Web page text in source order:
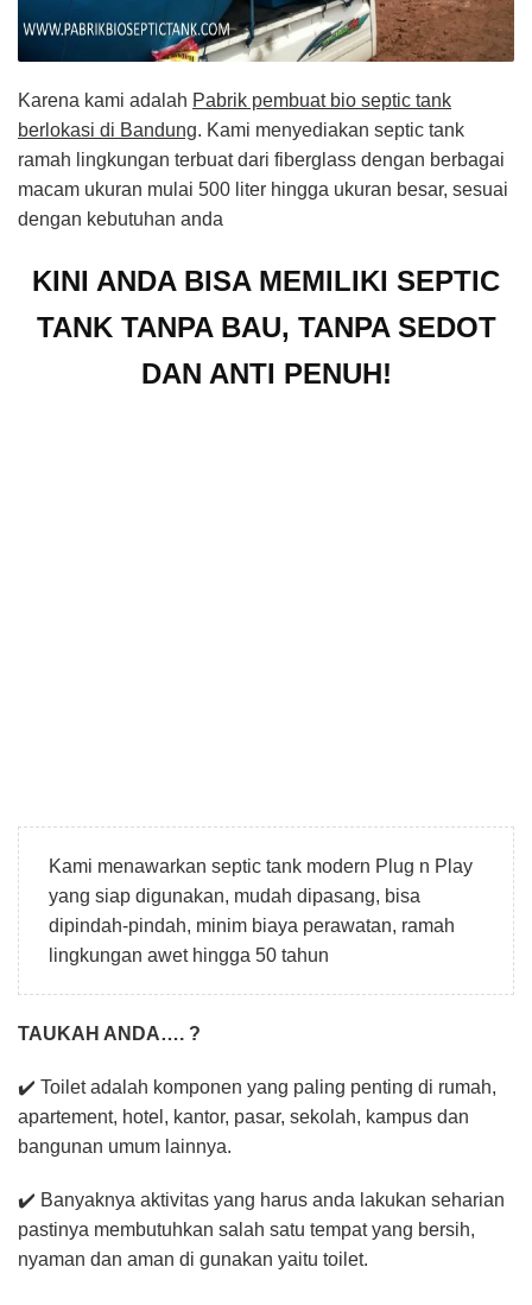
Karena kami adalah Pabrik pembuat bio septic tank
berlokasi di Bandung. Kami menyediakan septic tank
ramah lingkungan terbuat dari fiberglass dengan berbagai
macam ukuran mulai 500 liter hingga ukuran besar, sesuai
dengan kebutuhan anda
KINI ANDA BISA MEMILIKI SEPTIC
TANK TANPA BAU, TANPA SEDOT
DAN ANTI PENUH!
Kami menawarkan septic tank modern Plug n Play
yang siap digunakan, mudah dipasang, bisa
dipindah-pindah, minim biaya perawatan, ramah
lingkungan awet hingga 50 tahun
TAUKAH ANDA…. ?
✔️ Toilet adalah komponen yang paling penting di rumah,
apartement, hotel, kantor, pasar, sekolah, kampus dan
bangunan umum lainnya.
✔️ Banyaknya aktivitas yang harus anda lakukan seharian
pastinya membutuhkan salah satu tempat yang bersih,
nyaman dan aman di gunakan yaitu toilet.